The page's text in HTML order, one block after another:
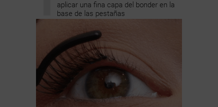
aplicar una fina capa del bonder en la
base de las pestañas